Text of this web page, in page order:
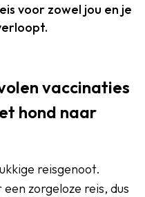
voor zowel jou en je
vaccinaties
hond naar
reisgenoot.
zorgeloze reis, dus